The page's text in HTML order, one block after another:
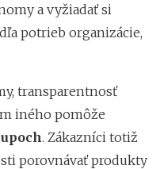
a vyžiadať si
potrieb organizácie,
transparentnosť
iného pomôže
. Zákazníci totiž
porovnávať produkty